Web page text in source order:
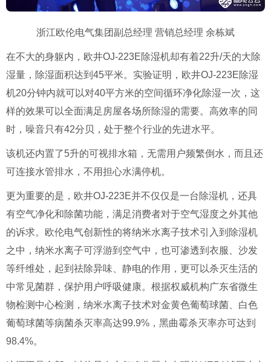
浙江欧伦电气集团副总经理 营销总经理 余栋斌
在不大的身躯内，欧井OJ-223E除湿机却有着22升/天的大除
湿量，除湿面积达到 45平米。实验证明，欧井OJ-223E除湿
机20分钟内就可以对40平方米的空间循环净化除湿一次，这
样的效果可以全面满足房屋各场所除湿的需要。高效率的同
时，噪音只有42分贝，处于整个行业的先进水平。
该机还内置了5升的可视排水箱，无需用户频繁倒水，而且还
可连接水管排水，不用担心水满停机。
更为重要的是，欧井OJ-223E并不仅仅是一台除湿机，还具
有空气净化和除菌功能，满足消费者对于空气湿度之外其他
的诉求。欧伦电气创新性的将纳米水离子技术引入到除湿机
之中，纳米水离子可浮游到空气中，也可渗透到衣服、沙发
等纤维处，起到祛除异味、静电的作用，更可以杀灭生活的
中常见菌群，保护用户呼吸健康。根据权威机构广东省微生
物检测中心检测，纳米水离子技术对金黄色葡萄球菌、白色
葡萄球菌等病菌杀灭率高达99.9% ，黑曲霉杀灭率亦可达到
98.4%。